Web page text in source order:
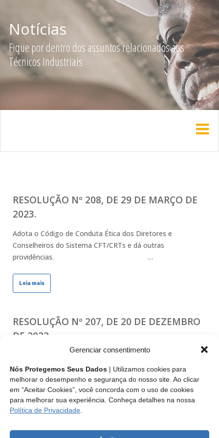
Gerenciar consentimento
Nós Protegemos Seus Dados | Utilizamos cookies para
melhorar o desempenho e segurança do nosso site. Ao clicar
em “Aceitar Cookies”, você concorda com o uso de cookies
para melhorar sua experiência. Conheça detalhes na nossa
Política de Privacidade
Notícias
Fique por dentro dos assuntos relacionados aos
Técnicos Industriais
RESOLUÇÃO Nº 208, DE 29 DE MARÇO DE
2023.
Adota o Código de Conduta Ética dos Diretores e
Conselheiros do Sistema CFT/CRTs e dá outras
providências. …
Leia mais
RESOLUÇÃO Nº 207, DE 20 DE DEZEMBRO
DE 2022
Adota o Código de Processo Ético Profissional do Técnico
Industrial e dá outras providências.
Republicado no DIÁRIO…
Leia mais